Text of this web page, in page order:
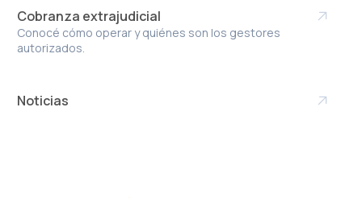
Cobranza extrajudicial
Conocé cómo operar y quiénes son los gestores
autorizados.
Noticias